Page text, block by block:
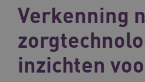
Verkenning
inzichten